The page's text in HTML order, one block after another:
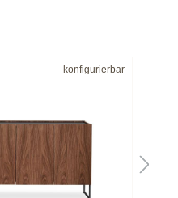
konfigurierbar